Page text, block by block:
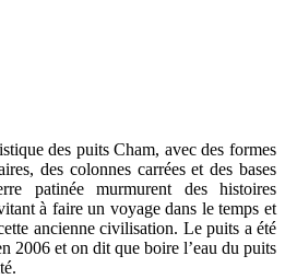
des puits Cham, avec des formes
des colonnes carrées et des bases
patinée murmurent des histoires
à faire un voyage dans le temps et
ancienne civilisation. Le puits a été
2006 et on dit que boire l’eau du puits